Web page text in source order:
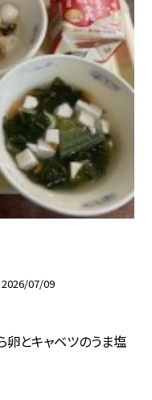
2026/07/09
卵とキャベツのうま塩